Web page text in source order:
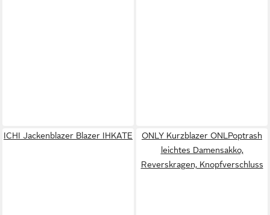
ICHI Jackenblazer Blazer IHKATE
ONLY Kurzblazer ONLPoptrash
leichtes Damensakko,
Reverskragen, Knopfverschluss